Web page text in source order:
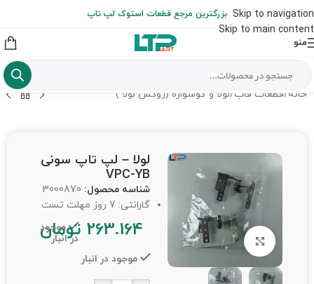
Skip to navigation
Skip to main content
از شهرستان به عهده مشتری است)
بزرگترین مرجع قطعات استوک لپ تاپ
منو
خانه /قطعات قاب/لولا و گوشواره (روکش لولا )
برای بزرگنمایی کلیک کنید
لولا – لپ تاپ سونی
VPC-YB
شناسه محصول: 3000870
گارانتی: 7 روز مهلت تست
263.164 تومان
موجود
در انبار
موجود در انبار